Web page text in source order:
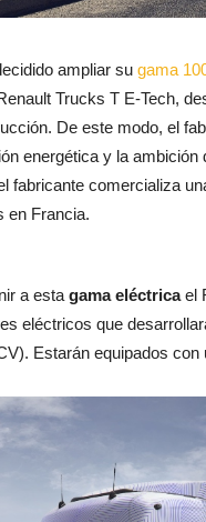
ampliar su gama
Trucks T E-Tech,
De este modo, el
energética y la
fabricante comercializa
en Francia.
a esta gama eléctricael
eléctricos que
Estarán equipados